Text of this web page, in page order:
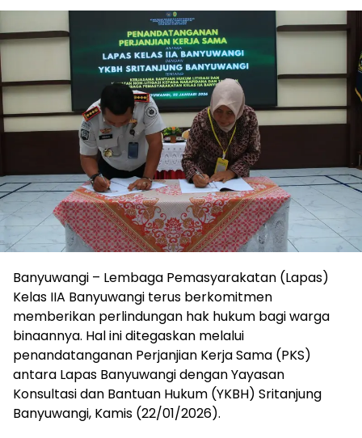
Banyuwangi – Lembaga Pemasyarakatan (Lapas)
Kelas IIA Banyuwangi terus berkomitmen
memberikan perlindungan hak hukum bagi warga
binaannya. Hal ini ditegaskan melalui
penandatanganan Perjanjian Kerja Sama (PKS)
antara Lapas Banyuwangi dengan Yayasan
Konsultasi dan Bantuan Hukum (YKBH) Sritanjung
Banyuwangi, Kamis (22/01/2026).